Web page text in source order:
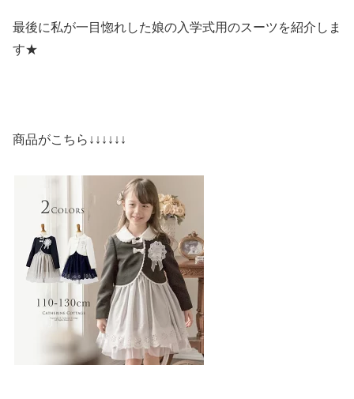
最後に私が一目惚れした娘の入学式用のスーツを紹介しま
す★
商品がこちら↓↓↓↓↓↓